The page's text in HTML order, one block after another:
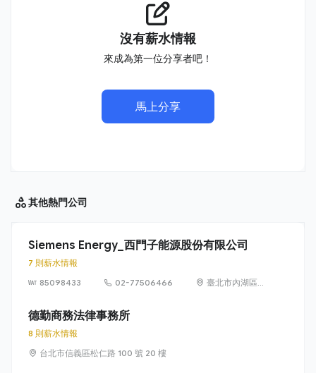
沒有薪水情報
來成為第一位分享者吧！
馬上分享
其他熱門公司
Siemens Energy_西門子能源股份有限公司
7 則薪水情報
85098433
02-77506466
臺北市內湖區
德勤商務法律事務所
8 則薪水情報
台北市信義區松仁路 100 號 20 樓